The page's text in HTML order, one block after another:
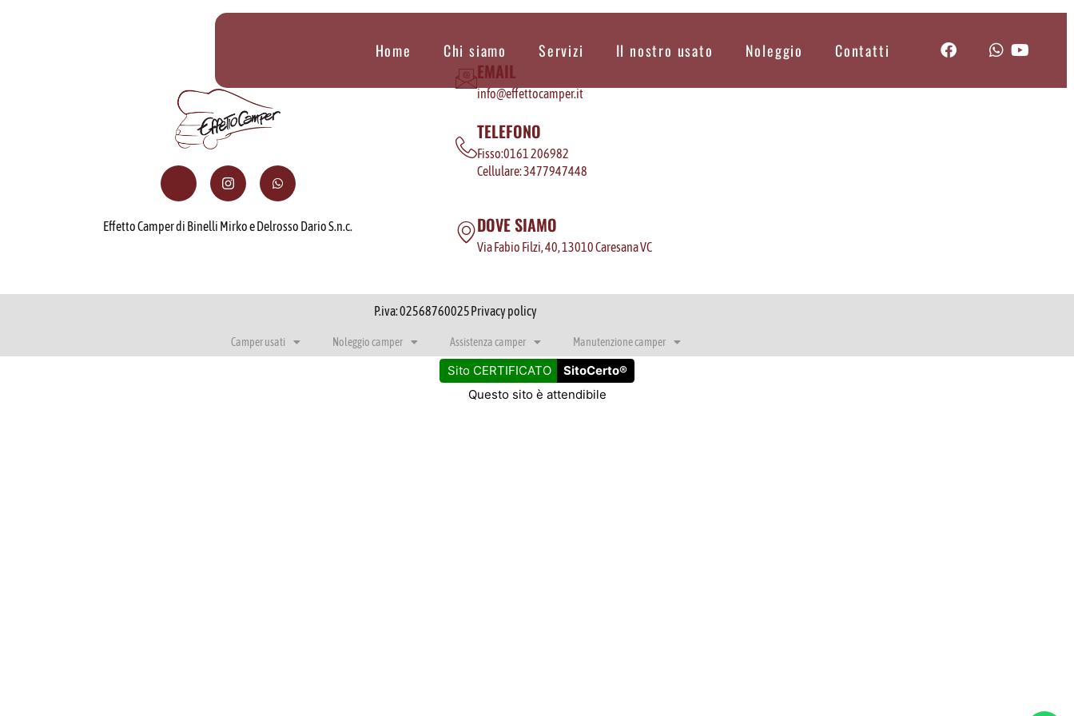
Home Chi siamo Servizi Il nostro usato Noleggio Contatti
Effetto Camper di Binelli Mirko e Delrosso Dario S.n.c.
EMAIL
info@effettocamper.it
TELEFONO
Fisso:0161 206982
Cellulare: 3477947448
DOVE SIAMO
Via Fabio Filzi, 40, 13010 Caresana VC
P.iva: 02568760025Privacy policy
Camper usati Noleggio camper Assistenza camper Manutenzione camper
Sito CERTIFICATO
SitoCerto®
Questo sito è attendibile